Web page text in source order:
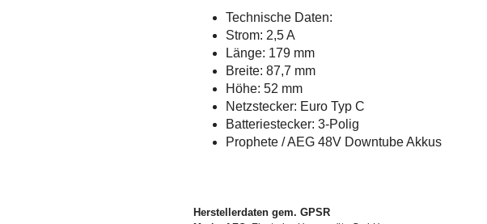
Technische Daten:
Strom: 2,5 A
Länge: 179 mm
Breite: 87,7 mm
Höhe: 52 mm
Netzstecker: Euro Typ C
Batteriestecker: 3-Polig
Prophete / AEG 48V Downtube Akkus
Herstellerdaten gem. GPSR